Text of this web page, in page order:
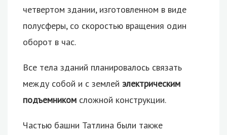
четвертом здании, изготовленном в виде
полусферы, со скоростью вращения один
оборот в час.
Все тела зданий планировалось связать
между собой и с землей электрическим
подъемником сложной конструкции.
Частью башни Татлина были также